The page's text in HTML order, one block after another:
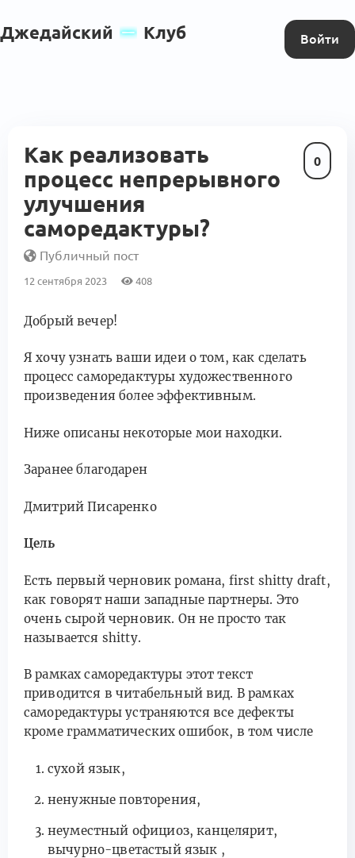
Джедайский Клуб Войти
0
Как реализовать
процесс непрерывного
улучшения
саморедактуры?
Публичный пост
12 сентября 2023 408
Добрый вечер!
Я хочу узнать ваши идеи о том, как сделать
процесс саморедактуры художественного
произведения более эффективным.
Ниже описаны некоторые мои находки.
Заранее благодарен
Дмитрий Писаренко
Цель
Есть первый черновик романа, first shitty draft,
как говорят наши западные партнеры. Это
очень сырой черновик. Он не просто так
называется shitty.
В рамках саморедактуры этот текст
приводится в читабельный вид. В рамках
саморедактуры устраняются все дефекты
кроме грамматических ошибок, в том числе
сухой язык,
ненужные повторения,
неуместный официоз, канцелярит,
вычурно-цветастый язык ,